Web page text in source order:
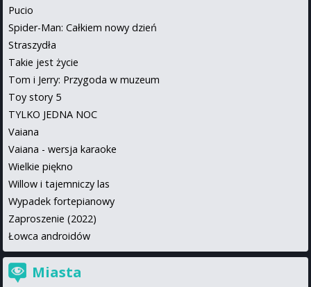
Pucio
Spider-Man: Całkiem nowy dzień
Straszydła
Takie jest życie
Tom i Jerry: Przygoda w muzeum
Toy story 5
TYLKO JEDNA NOC
Vaiana
Vaiana - wersja karaoke
Wielkie piękno
Willow i tajemniczy las
Wypadek fortepianowy
Zaproszenie (2022)
Łowca androidów
Miasta